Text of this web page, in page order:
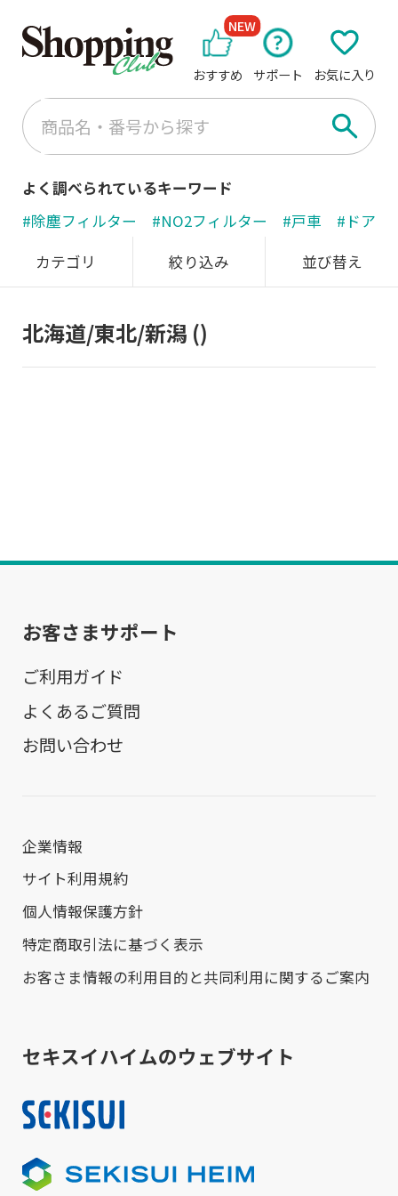
おすすめ
NEW
サポート お気に入り
よく調べられているキーワード
#除塵フィルター
#NO2フィルター #戸車
#ドアノ
カテゴリ
絞り込み 並び替え
北海道/東北/新潟 ()
お客さまサポート
ご利用ガイド
よくあるご質問
お問い合わせ
企業情報
サイト利用規約
個人情報保護方針
特定商取引法に基づく表示
お客さま情報の利用目的と共同利用に関するご案内
セキスイハイムのウェブサイト